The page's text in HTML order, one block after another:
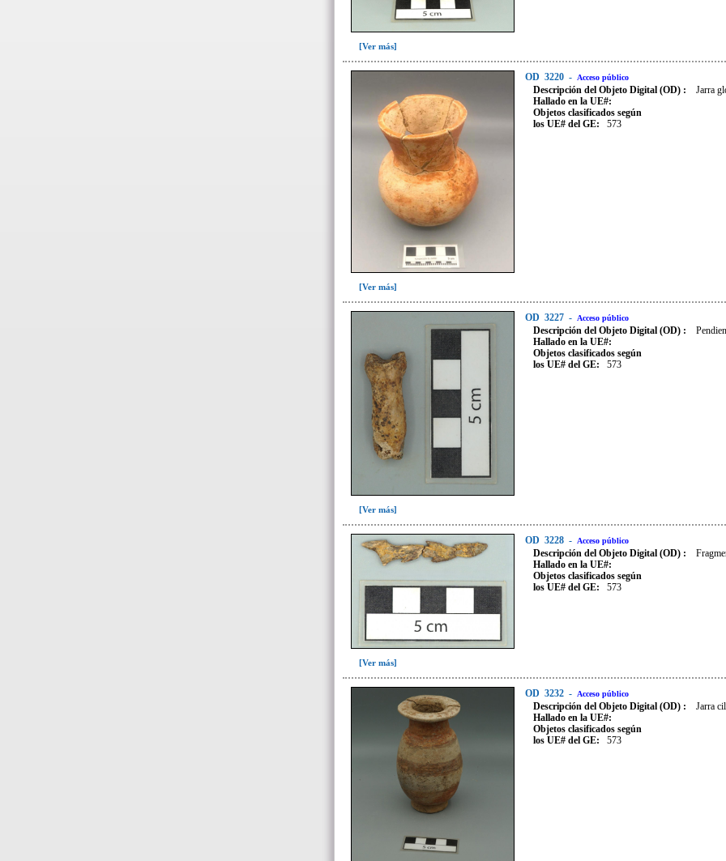
[Ver más]
OD 3220 - Acceso público
Descripción del Objeto Digital (OD) :
Jarra
Hallado en la UE#:
Objetos clasificados según
los UE# del GE:
573
[Ver más]
OD 3227 - Acceso público
Descripción del Objeto Digital (OD) :
Hallado en la UE#:
Objetos clasificados según
los UE# del GE:
573
[Ver más]
OD 3228 - Acceso público
Descripción del Objeto Digital (OD) :
Hallado en la UE#:
Objetos clasificados según
los UE# del GE:
573
[Ver más]
OD 3232 - Acceso público
Descripción del Objeto Digital (OD) :
Jarra
Hallado en la UE#:
Objetos clasificados según
los UE# del GE:
573